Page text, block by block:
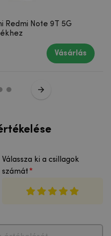
Redmi Note 9T 5G
Vásárlás
Válassza ki a csillagok
számát